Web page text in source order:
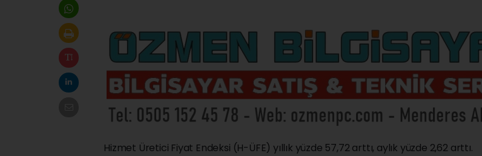
Hizmet Üretici Fiyat Endeksi (H-ÜFE) yıllık yüzde 57,72 arttı, aylık yüzde 2,62 arttı.